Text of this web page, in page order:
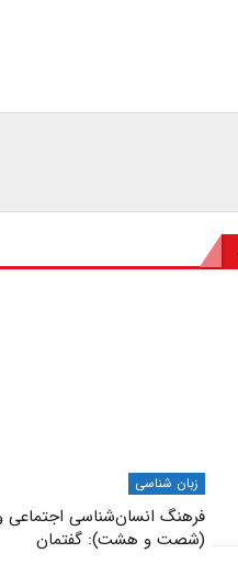
زبان شناسی
فرهنگ انسان‌شناسی اجتماعی
(شصت و هشت): گفتمان